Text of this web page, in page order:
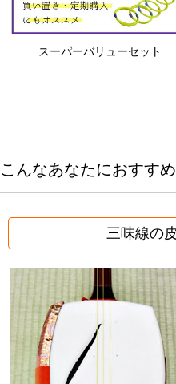
スーパーバリューセット
こんなあなたにおすす
三味線の